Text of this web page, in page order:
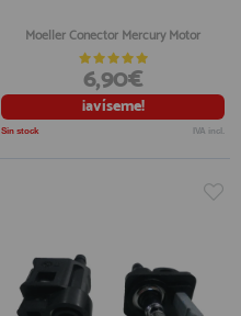
Moeller Conector Mercury Motor
6,90€
¡avíseme!
Sin stock IVA incl.